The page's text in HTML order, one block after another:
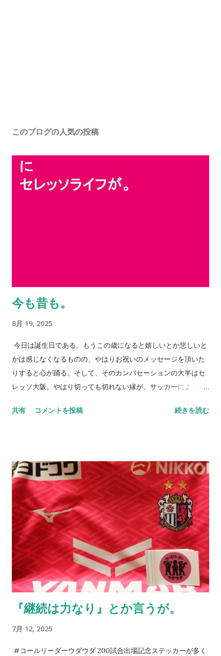
このブログの人気の投稿
今も昔も。
8月 19, 2025
今日は誕生日である。もうこの歳になると嬉しいとか悲しいと
かは感じなくなるものの、やはりお祝いのメッセージを頂いた
りすると心が踊る。そして、そのカンバセーションの大半はセ
レッソ大阪。やはり切っても切れない縁が、サッカーによって
てはいるものの、それでも多くのところも顔を出したいと思う
た。札幌に行く用があり少し足を伸ばしたわけだ。グラウンド
に着いた瞬間に我が目を疑った。ものすごい数のセレッソ大阪
サポーターがいたのだから当たり前と言えば当たり前だ。勿論
ご家族の方が多いとは思うが、こんなにいるとは想像していな
かった。 身内以外のサポーターが単独で行けるかというと厳し
い面もあるだろうが、その中でもサポートに向かう方々はい
る。セレッソ大阪のサポーターの歴史はこのようにして続いて
いっていることに、誕生日以上に感激してしまう。アカデミー
の監督に言われた一言を思い出す。 それだけがすべてじゃない
のも真実。だが、綺麗なコレオを作るとか、迫力ある応援がで
きるとかだけではない、「サポーターとは一体何なのか」を考
後10年後のクラブはきっと彼らが支える。そのサポートを。 今
日は誕生日である。プレゼントを求めるよりも、セレッソ大阪
共有 コメントを投稿 続きを読む
『継続は力なり』とか言うが。
7月 12, 2025
#コールリーダーウダウダ 200試合出場記念ステッカーが多く